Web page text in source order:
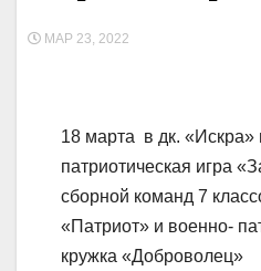
МАР 23, 2022
18 марта в дк.
патриотическая игра
сборной команд 7
«Патриот» и военно-
кружка «Доброволец»